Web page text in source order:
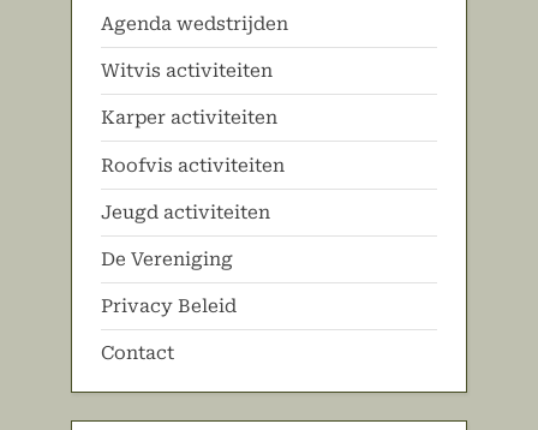
o
s
t
Agenda wedstrijden
Witvis activiteiten
Karper activiteiten
Roofvis activiteiten
Jeugd activiteiten
De Vereniging
Privacy Beleid
Contact